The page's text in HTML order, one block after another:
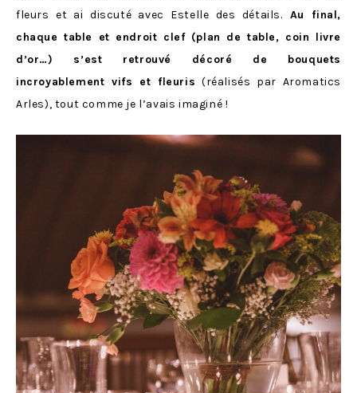
fleurs et ai discuté avec Estelle des détails. Au final,
chaque table et endroit clef (plan de table, coin livre
d’or…) s’est retrouvé décoré de bouquets
incroyablement vifs et fleuris (réalisés par Aromatics
Arles), tout comme je l’avais imaginé !